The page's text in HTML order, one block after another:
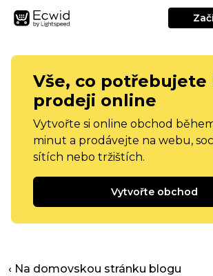
Vše, co potřebujete
prodeji online
Vytvořte si online obchod
minut a prodávejte na webu,
sítích nebo tržištích.
Vytvořte obchod
‹ Na domovskou stránku blogu